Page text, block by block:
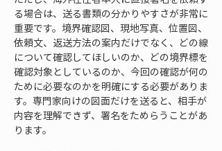
る場合は、送る書類の分かりやすさが非常に
重要です。境界確認図、現地写真、位置図、
依頼文、返送方法の案内だけでなく、どの線
について確認してほしいのか、どの境界標を
確認対象としているのか、今回の確認が何の
ために必要なのかを明確にする必要がありま
す。専門家向けの図面だけを送ると、相手が
内容を理解できず、署名をためらうことがあ
ります。